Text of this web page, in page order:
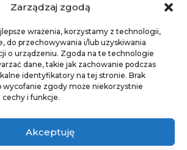
Zarządzaj zgodą
wrażenia, korzystamy z technologii,
do przechowywania i/lub uzyskiwania
o urządzeniu. Zgoda na te technologie
dane, takie jak zachowanie podczas
identyfikatory na tej stronie. Brak
wycofanie zgody może niekorzystnie
cechy i funkcje.
Akceptuję
Kłobuck